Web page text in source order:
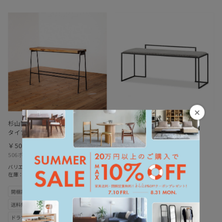
×
杉山製作所 ファクト ベンチ(ハイ
タイプ)
506ポイント（1％）
￥50,600
バリエーション：なし
在庫：○
杉山製作所 シン ベンチ
1045ポイント
￥104,500
バリエーション：あり
在庫：○